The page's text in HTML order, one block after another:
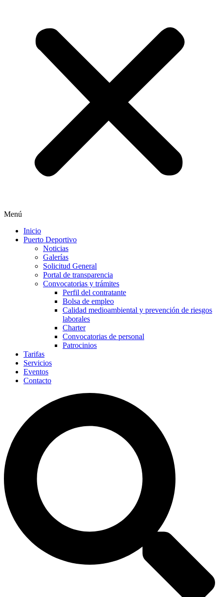
Menú
Inicio
Puerto Deportivo
Noticias
Galerías
Solicitud General
Portal de transparencia
Convocatorias y trámites
Perfil del contratante
Bolsa de empleo
Calidad medioambiental y prevención de riesgos
laborales
Charter
Convocatorias de personal
Patrocinios
Tarifas
Servicios
Eventos
Contacto